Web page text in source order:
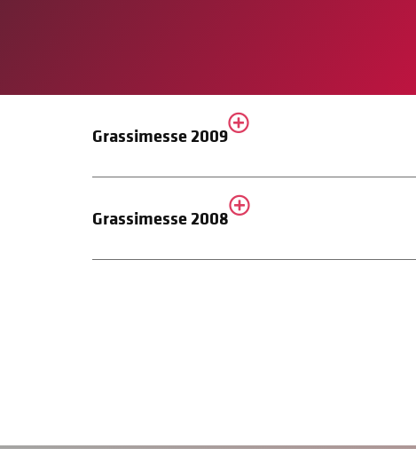
Grassimesse 2009
Grassimesse 2008